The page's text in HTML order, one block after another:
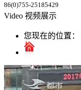
86(0)755-25185429
Video 视频展示
您现在的位置：